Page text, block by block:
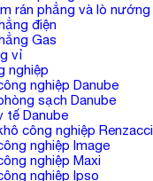
rán phẳng và lò nướng
điện
Gas
vỉ
nghiệp
nghiệp Danube
sạch Danube
tế Danube
công nghiệp Renzacci
nghiệp Image
nghiệp Maxi
nghiệp Ipso